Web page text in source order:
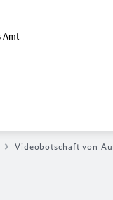
Amt
Videobotschaft von